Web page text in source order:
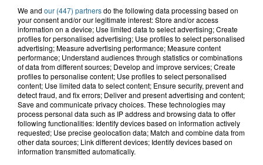
Grand jeu de l'été : les cabines de plages
Gagnez vos entrées pour Dennlys
Parc
We and our (447) partnersdo the following data processing based on
your consent and/or our legitimate interest: Store and/or access
information on a device; Use limited data to select advertising; Create
profiles for personalised advertising; Use profiles to select personalised
advertising; Measure advertising performance; Measure content
performance; Understand audiences through statistics or combinations
of data from different sources; Develop and improve services; Create
profiles to personalise content; Use profiles to select personalised
content; Use limited data to select content; Ensure security, prevent and
detect fraud, and fix errors; Deliver and present advertising and content;
Save and communicate privacy choices. These technologies may
process personal data such as IP address and browsing data to offer
following functionalities: Identify devices based on information actively
requested; Use precise geolocation data; Match and combine data from
other data sources; Link different devices; Identify devices based on
information transmitted automatically.